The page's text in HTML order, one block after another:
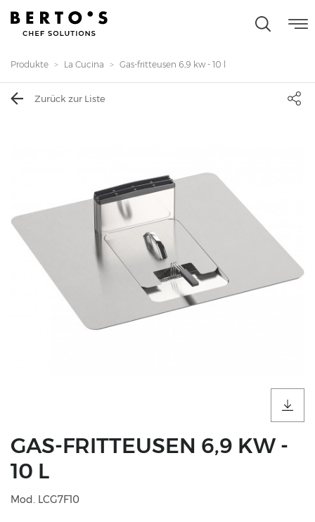
Produkte La Cucina Gas-fritteusen 6,9 kw - 10 l
Zurück zur Liste
GAS-FRITTEUSEN 6,9 KW -
10 L
Mod. LCG7F10